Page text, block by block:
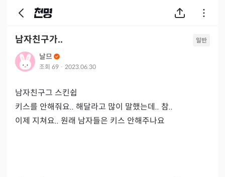
남자친구가.. 일반
날므
조회 69 · 2023.06.30
남자친구그 스킨쉽
키스를 안해줘요.. 해달라고 많이 말했는데.. 참..
이제 지쳐요.. 원래 남자들은 키스 안해주나요